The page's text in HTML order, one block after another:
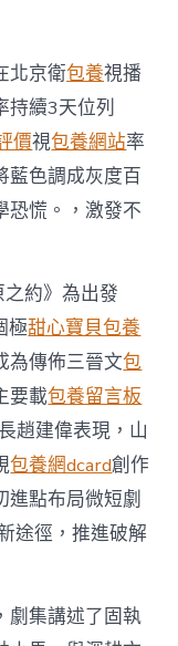
隨
短
劇
游
太
原〉
中
北京衛包養視播
持續3天位列
價視包養網站率
藍色調成灰度百
恐慌。，激發不
之約》為出發
極甜心寶貝包養
為傳佈三晉文包
要載包養留言板
趙建偉表現，山
包養網dcard創作
進點布局微短劇
途徑，推進破解
劇集講述了固執